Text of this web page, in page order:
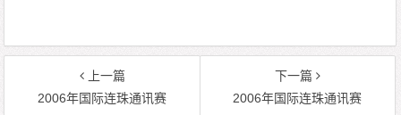
上一篇
2006年国际连珠通讯赛
下一篇
2006年国际连珠通讯赛